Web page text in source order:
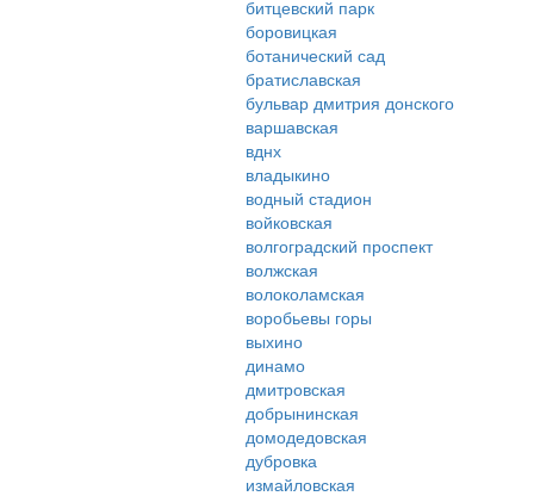
битцевский парк
боровицкая
ботанический сад
братиславская
бульвар дмитрия донского
варшавская
вднх
владыкино
водный стадион
войковская
волгоградский проспект
волжская
волоколамская
воробьевы горы
выхино
динамо
дмитровская
добрынинская
домодедовская
дубровка
измайловская